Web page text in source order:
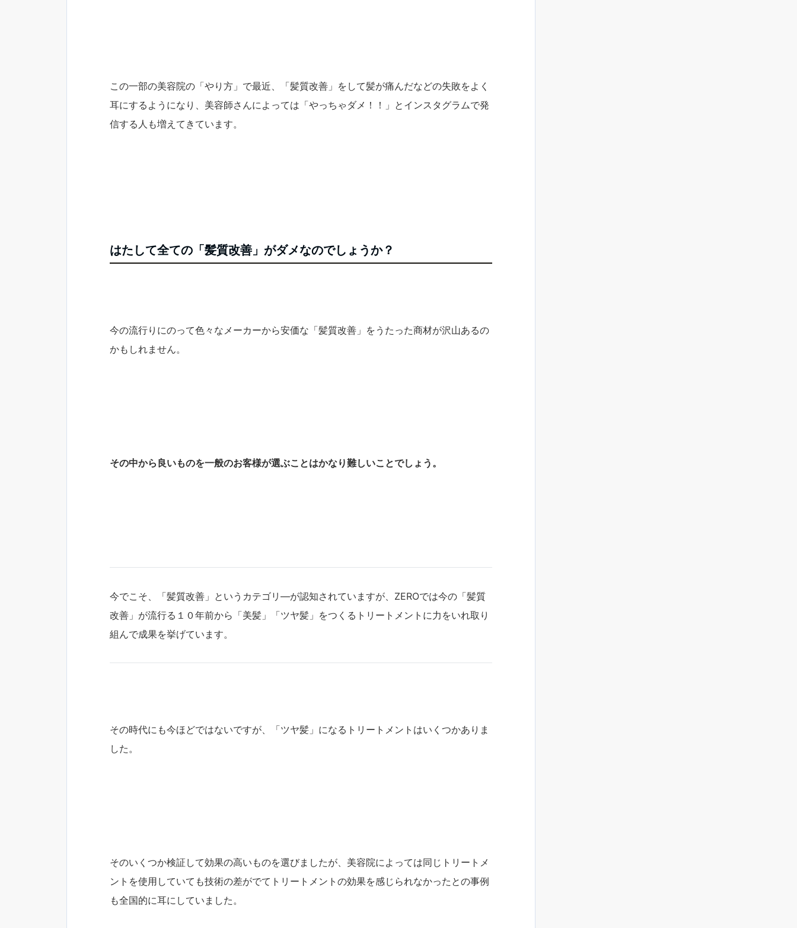
この一部の美容院の「やり方」で最近、「髪質改善」をして髪が痛んだなどの失敗をよく
耳にするようになり、美容師さんによっては「やっちゃダメ！！」とインスタグラムで発
信する人も増えてきています。
はたして全ての「髪質改善」がダメなのでしょうか？
今の流行りにのって色々なメーカーから安価な「髪質改善」をうたった商材が沢山あるの
かもしれません。
その中から良いものを一般のお客様が選ぶことはかなり難しいことでしょう。
今でこそ、「髪質改善」というカテゴリ―が認知されていますが、ZEROでは今の「髪質
改善」が流行る１０年前から「美髪」「ツヤ髪」をつくるトリートメントに力をいれ取り
組んで成果を挙げています。
その時代にも今ほどではないですが、「ツヤ髪」になるトリートメントはいくつかありま
した。
そのいくつか検証して効果の高いものを選びましたが、美容院によっては同じトリートメ
ントを使用していても技術の差がでてトリートメントの効果を感じられなかったとの事例
も全国的に耳にしていました。